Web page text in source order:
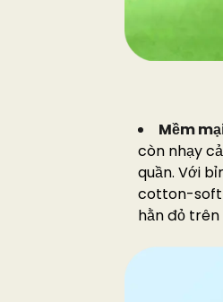
Mềm
còn nhạy
quần. Với
cotton-soft
hằn đỏ